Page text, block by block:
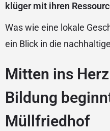
klüger mit ihren
Was wie eine lokale
ein Blick in die
Mitten ins
Bildung
Müllfriedhof